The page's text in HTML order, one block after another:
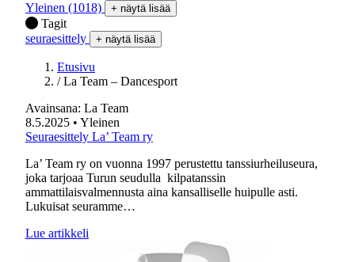
Yleinen (1018) + näytä lisää
Tagit
seuraesittely
+ näytä lisää
Etusivu
/ La Team – Dancesport
Avainsana: La Team
8.5.2025 • Yleinen
Seuraesittely La’ Team ry
La’ Team ry on vuonna 1997 perustettu tanssiurheiluseura,
joka tarjoaa Turun seudulla kilpatanssin
ammattilaisvalmennusta aina kansalliselle huipulle asti.
Lukuisat seuramme…
Lue artikkeli